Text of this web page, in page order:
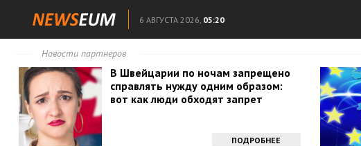
6 АВГУСТА 2026, 05:20
Новости партнеров
В Швейцарии по ночам запрещено
справлять нужду одним образом:
вот как люди обходят запрет
ПОДРОБНЕЕ